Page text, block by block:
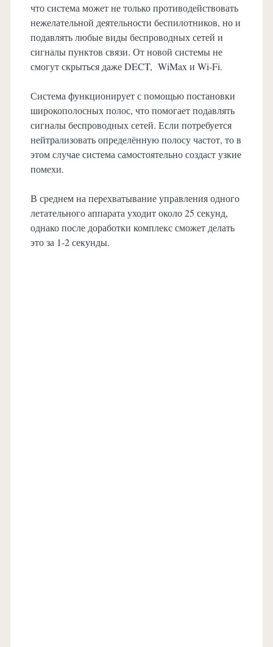
что система может не только противодействовать
нежелательной деятельности беспилотников, но и
подавлять любые виды беспроводных сетей и
сигналы пунктов связи. От новой системы не
смогут скрыться даже DECT, WiMax и Wi-Fi.
Система функционирует с помощью постановки
широкополосных полос, что помогает подавлять
сигналы беспроводных сетей. Если потребуется
нейтрализовать определённую полосу частот, то в
этом случае система самостоятельно создаст узкие
помехи.
В среднем на перехватывание управления одного
летательного аппарата уходит около 25 секунд,
однако после доработки комплекс сможет делать
это за 1-2 секунды.